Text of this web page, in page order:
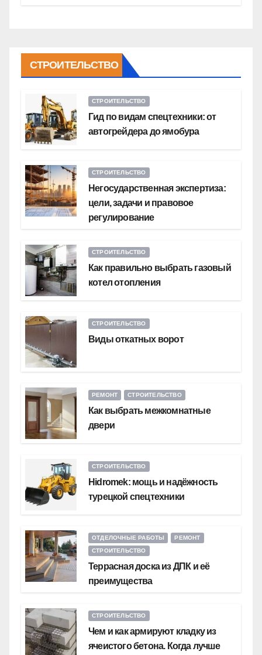
СТРОИТЕЛЬСТВО
СТРОИТЕЛЬСТВО
Гид по видам спецтехники: от
автогрейдера до ямобура
СТРОИТЕЛЬСТВО
Негосударственная экспертиза:
цели, задачи и правовое
регулирование
СТРОИТЕЛЬСТВО
Как правильно выбрать газовый
котел отопления
СТРОИТЕЛЬСТВО
Виды откатных ворот
РЕМОНТ СТРОИТЕЛЬСТВО
Как выбрать межкомнатные
двери
СТРОИТЕЛЬСТВО
Hidromek: мощь и надёжность
турецкой спецтехники
ОТДЕЛОЧНЫЕ РАБОТЫ
РЕМОНТ
СТРОИТЕЛЬСТВО
Террасная доска из ДПК и её
преимущества
СТРОИТЕЛЬСТВО
Чем и как армируют кладку из
ячеистого бетона. Когда лучше